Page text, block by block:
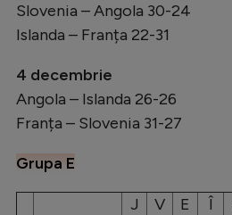
Slovenia – Angola 30-24
Islanda – Franța 22-31
4 decembrie
Angola – Islanda 26-26
Franța – Slovenia 31-27
Grupa E
J V E Î